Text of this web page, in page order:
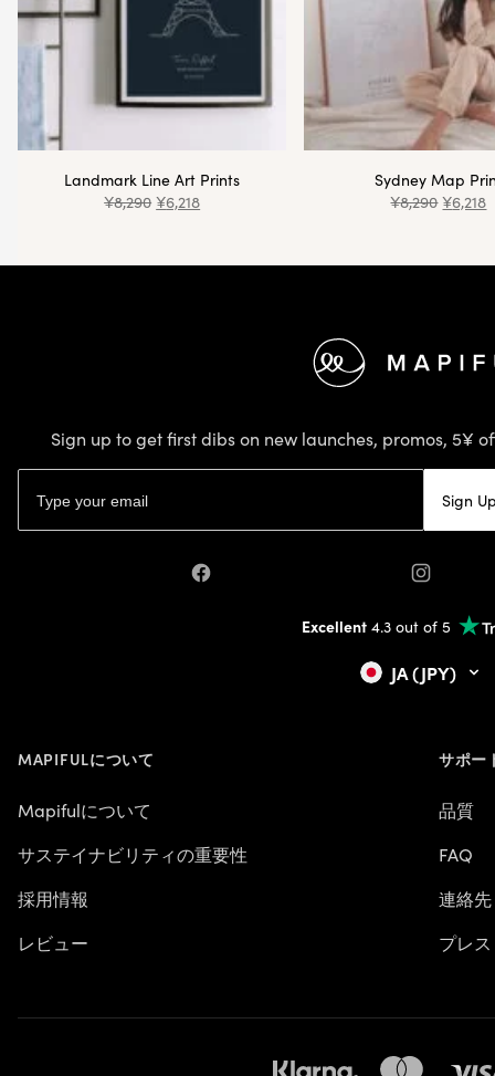
Landmark Line Art Prints
¥8,290 ¥6,218
Sydney Map
¥8,290 ¥6,218
Sign up to get first dibs on new launches, promos, 5¥
Sign
Facebook Instagram
Excellent4.3 out of 5
JA (JPY)
MAPIFULについて
Mapifulについて
サステイナビリティの重要性
採用情報
レビュー
サポー
品質
FAQ
連絡先
プレス